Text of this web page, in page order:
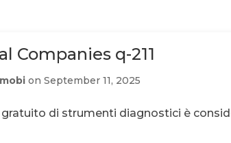
Companies q-211
mobi on September 11, 2025
gratuito di strumenti diagnostici è